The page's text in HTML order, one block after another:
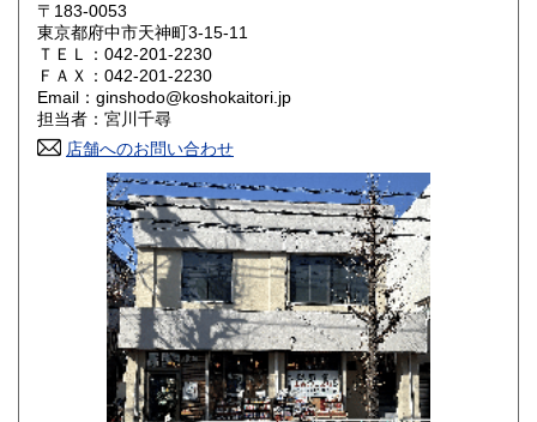
大阪府 1,800円
奈良県 1,800円
鳥取県
1,800円 広島県
1,800円 徳島県
1,800円 愛媛県
1,800円 福岡県
1,800円 長崎県
〒183-0053
東京都府中市天神町3-15-11
ＴＥＬ：042-201-2230
ＦＡＸ：042-201-2230
Email：ginshodo@koshokaitori.jp
担当者：宮川千尋
店舗へのお問い合わせ